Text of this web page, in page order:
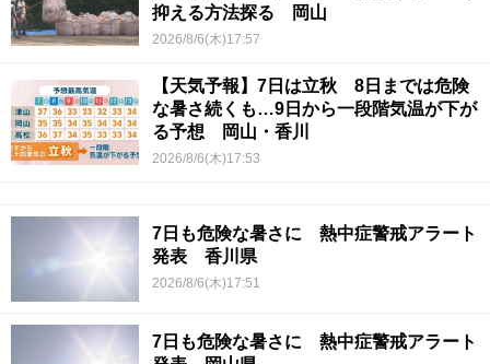
抑える方法探る 岡山
2026/8/6(木)17:57
【天気予報】7日は立秋 8日までは危険
な暑さ続くも…9日から一段階気温が下が
る予想 岡山・香川
2026/8/6(木)17:53
7日も危険な暑さに 熱中症警戒アラート
発表 香川県
2026/8/6(木)17:51
7日も危険な暑さに 熱中症警戒アラート